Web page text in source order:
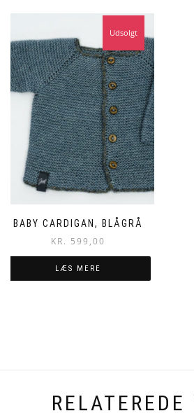
BABY CARDIGAN, BLÅGRÅ
KR. 599,00
Udsolgt
LÆS MERE
RELATEREDE